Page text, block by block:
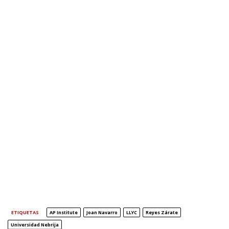
ETIQUETAS AP Institute Joan Navarro LLYC
Reyes Zárate
Universidad Nebrija